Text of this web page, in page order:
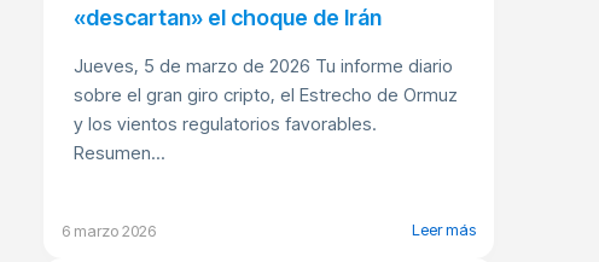
«descartan» el choque de Irán
Jueves, 5 de marzo de 2026 Tu informe diario
sobre el gran giro cripto, el Estrecho de Ormuz
y los vientos regulatorios favorables.
Resumen...
6 marzo 2026 Leer más